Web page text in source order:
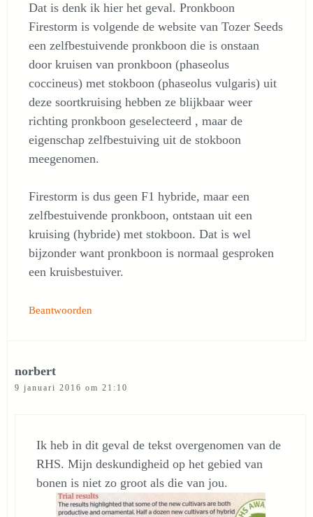
Dat is denk ik hier het geval. Pronkboon
Firestorm is volgende de website van Tozer Seeds
een zelfbestuivende pronkboon die is onstaan
door kruisen van pronkboon (phaseolus
coccineus) met stokboon (phaseolus vulgaris) uit
deze soortkruising hebben ze blijkbaar weer
richting pronkboon geselecteerd , maar de
eigenschap zelfbestuiving uit de stokboon
meegenomen.
Firestorm is dus geen F1 hybride, maar een
zelfbestuivende pronkboon, ontstaan uit een
kruising (hybride) met stokboon. Dat is wel
bijzonder want pronkboon is normaal gesproken
een kruisbestuiver.
Beantwoorden
norbert
9 januari 2016 om 21:10
Ik heb in dit geval de tekst overgenomen van de
RHS. Mijn deskundigheid op het gebied van
bonen is niet zo groot als die van jou.